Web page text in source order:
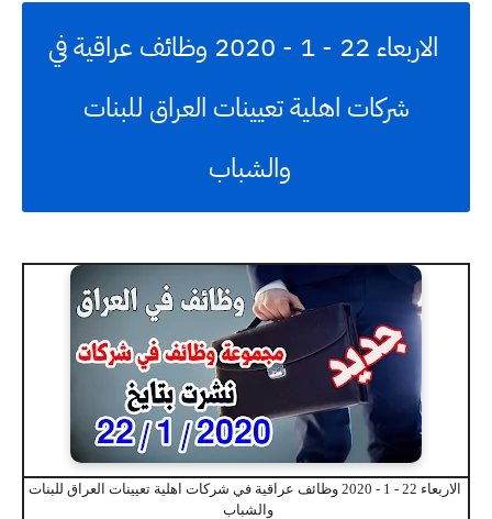
الاربعاء 22 - 1 - 2020 وظائف عراقية في
شركات اهلية تعيينات العراق للبنات
والشباب
الاربعاء 22 - 1 - 2020 وظائف عراقية في شركات اهلية تعيينات العراق للبنات
والشباب